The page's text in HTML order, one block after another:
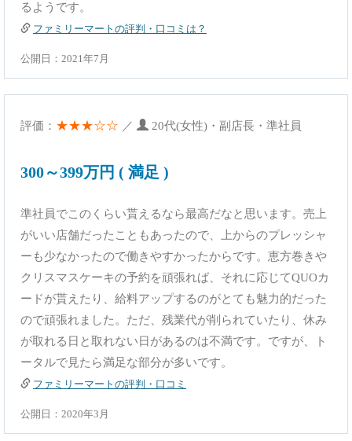
るようです。
ファミリーマートの評判・口コミは？
公開日：2021年7月
評価： ★★★☆☆ ／ 20代(女性)・副店長・準社員
300～399万円 ( 満足 )
準社員でこのくらい貰えるなら最高だなと思います。売上
がいい店舗だったこともあったので、上からのプレッシャ
ーも少なかったので働きやすかったからです。恵方巻きや
クリスマスケーキの予約を頑張れば、それに応じてQUOカ
ードが貰えたり、給料アップするのがとても魅力的だった
ので頑張れました。ただ、残業代が削られていたり、休み
が取れる日と取れない日があるのは不満です。ですが、ト
ータルで見たら満足な部分が多いです。
ファミリーマートの評判・口コミ
公開日：2020年3月